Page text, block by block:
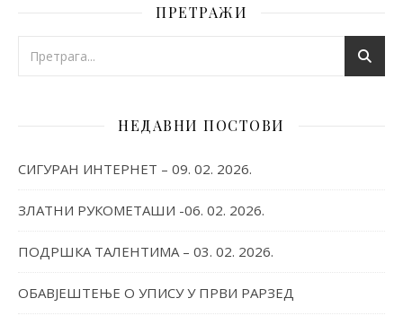
ПРЕТРАЖИ
НЕДАВНИ ПОСТОВИ
СИГУРАН ИНТЕРНЕТ – 09. 02. 2026.
ЗЛАТНИ РУКОМЕТАШИ -06. 02. 2026.
ПОДРШКА ТАЛЕНТИМА – 03. 02. 2026.
ОБАВЈЕШТЕЊЕ О УПИСУ У ПРВИ РАРЗЕД